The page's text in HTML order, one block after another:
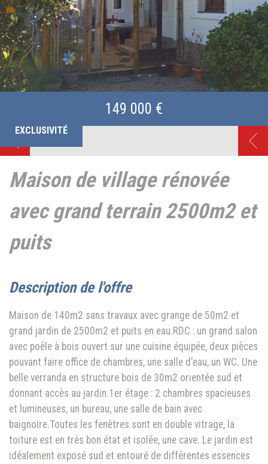
EXCLUSIVITÉ
149 000 €
maison de village rénovée
avec grand terrain 2500m2 et
puits
description de l'offre
Maison de 140m2 sans travaux avec grange de 50m2 et
grand jardin de 2500m2 et puits en eau.RDC : un grand salon
avec poêle à bois ouvert sur une cuisine équipée, deux pièces
pouvant faire office de chambres, une salle d'eau, un WC. Une
belle verranda en structure bois de 30m2 orientée sud et
donnant accès au jardin.1er étage : 2 chambres spacieuses
et lumineuses, un bureau, une salle de bain avec
baignoire.Toutes les fenêtres sont en double vitrage, la
toiture est en très bon état et isolée, une cave. Le jardin est
idéalement exposé sud et entouré de différentes essences